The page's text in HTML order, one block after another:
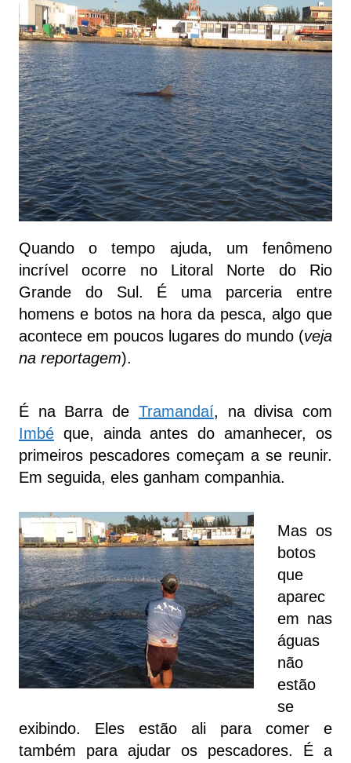
Quando o tempo ajuda, um fenômeno
incrível ocorre no Litoral Norte do Rio
Grande do Sul. É uma parceria entre
homens e botos na hora da pesca, algo que
acontece em poucos lugares do mundo (veja
na reportagem).
É na Barra de Tramandaí, na divisa com
Imbéque, ainda antes do amanhecer, os
primeiros pescadores começam a se reunir.
Em seguida, eles ganham companhia.
Mas os
botos
que
aparec
em nas
águas
não
estão
se
exibindo. Eles estão ali para comer e
também para ajudar os pescadores. É a